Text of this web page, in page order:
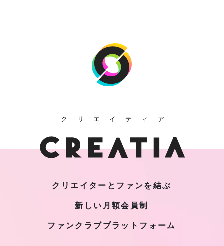
クリエイティア
クリエイターとファンを結ぶ
新しい月額会員制
ファンクラブプラットフォーム